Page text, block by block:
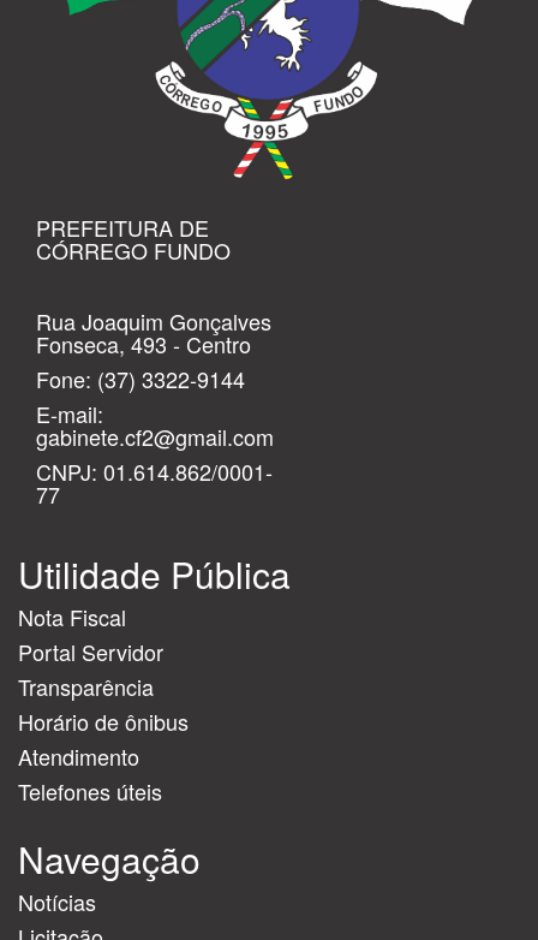
PREFEITURA DE
CÓRREGO FUNDO
Rua Joaquim Gonçalves
Fonseca, 493 - Centro
Fone: (37) 3322-9144
E-mail:
gabinete.cf2@gmail.com
CNPJ: 01.614.862/0001-
77
Utilidade Pública
Nota Fiscal
Portal Servidor
Transparência
Horário de ônibus
Atendimento
Telefones úteis
Navegação
Notícias